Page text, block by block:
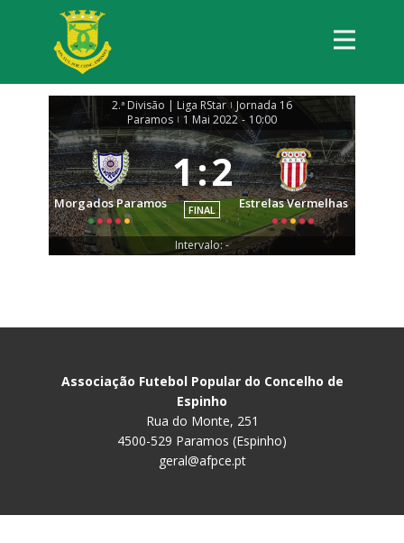
2.ª Divisão | Liga RStar | Jornada 16
Paramos | 1 Mai 2022 - 10:00
Morgados Paramos
1:2
FINAL Estrelas Vermelhas
Intervalo: -
Associação Futebol Popular do Concelho de
Espinho
Rua do Monte, 251
4500-529 Paramos (Espinho)
geral@afpce.pt